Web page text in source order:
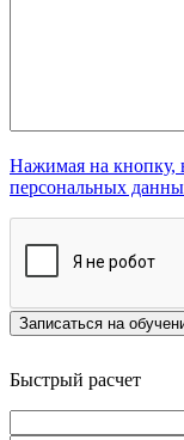
Нажимая на кнопку,
персональных
Записаться на
Быстрый расчет